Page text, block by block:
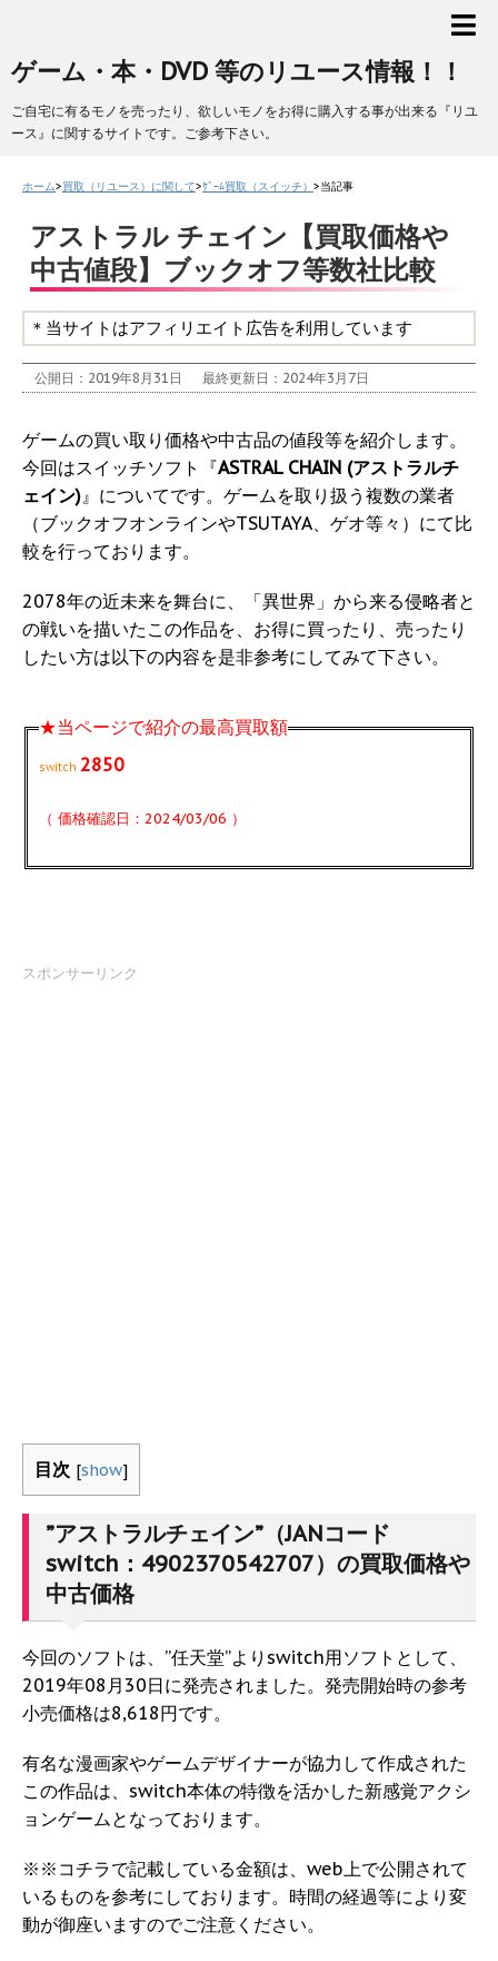
ゲーム・本・DVD 等のリユース情報！！
ご自宅に有るモノを売ったり、欲しいモノをお得に購入する事が出来る『リユ
ース』に関するサイトです。ご参考下さい。
ホーム>買取（リユース）に関して>ｹﾞｰﾑ買取（スイッチ） >当記事
アストラル チェイン【買取価格や
中古値段】ブックオフ等数社比較
＊当サイトはアフィリエイト広告を利用しています
公開日：2019年8月31日 最終更新日：2024年3月7日
ゲームの買い取り価格や中古品の値段等を紹介します。
今回はスイッチソフト『ASTRAL CHAIN (アストラルチ
ェイン)』についてです。ゲームを取り扱う複数の業者
（ブックオフオンラインやTSUTAYA、ゲオ等々）にて比
較を行っております。
2078年の近未来を舞台に、「異世界」から来る侵略者と
の戦いを描いたこの作品を、お得に買ったり、売ったり
したい方は以下の内容を是非参考にしてみて下さい。
★当ページで紹介の最高買取額
switch 2850
（ 価格確認日：2024/03/06 ）
スポンサーリンク
目次 [show]
”アストラルチェイン”（JANコード
switch：4902370542707）の買取価格や
中古価格
今回のソフトは、”任天堂”よりswitch用ソフトとして、
2019年08月30日に発売されました。発売開始時の参考
小売価格は8,618円です。
有名な漫画家やゲームデザイナーが協力して作成された
この作品は、switch本体の特徴を活かした新感覚アクシ
ョンゲームとなっております。
※※コチラで記載している金額は、web上で公開されて
いるものを参考にしております。時間の経過等により変
動が御座いますのでご注意ください。